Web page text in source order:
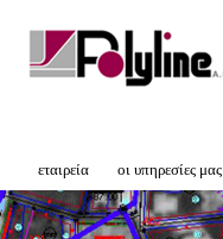
εταιρεία οι υπηρεσίες μας